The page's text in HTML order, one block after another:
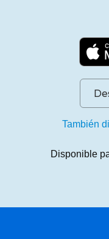
También
Disponible